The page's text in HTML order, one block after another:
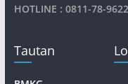
HOTLINE : 0811-78-
Tautan